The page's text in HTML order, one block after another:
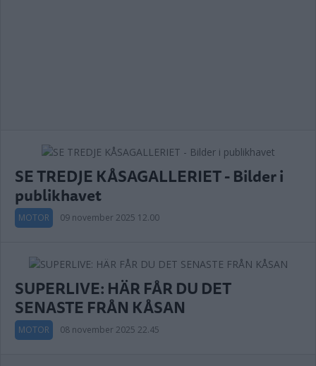
SE TREDJE KÅSAGALLERIET - Bilder i
publikhavet
MOTOR 09 november 2025 12.00
SUPERLIVE: HÄR FÅR DU DET
SENASTE FRÅN KÅSAN
MOTOR 08 november 2025 22.45